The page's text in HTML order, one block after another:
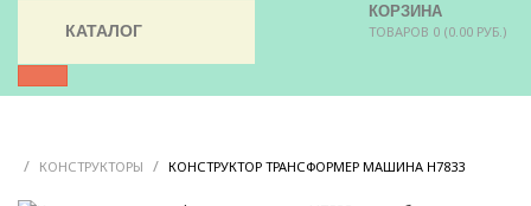
КОРЗИНА
ТОВАРОВ 0 (0.00 РУБ.)
КАТАЛОГ
/ КОНСТРУКТОРЫ / КОНСТРУКТОР ТРАНСФОРМЕР МАШИНА H7833